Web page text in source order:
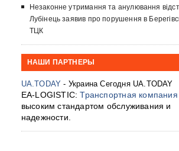
Незаконне утримання та анулювання
Лубінець заявив про порушення в
ТЦК
НАШИ ПАРТНЕРЫ
UA.TODAY - Украина Сегодня UA.TODAY
EA-LOGISTIC:Транспортная компания
высоким стандартом обслуживания и
надежности.